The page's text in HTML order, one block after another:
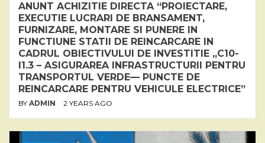
ANUNT ACHIZITIE DIRECTA “PROIECTARE,
EXECUTIE LUCRARI DE BRANSAMENT,
FURNIZARE, MONTARE SI PUNERE IN
FUNCTIUNE STATII DE REINCARCARE IN
CADRUL OBIECTIVULUI DE INVESTITIE „C10-
I1.3 – ASIGURAREA INFRASTRUCTURII PENTRU
TRANSPORTUL VERDE— PUNCTE DE
REINCARCARE PENTRU VEHICULE ELECTRICE”
BY ADMIN 2 YEARS AGO